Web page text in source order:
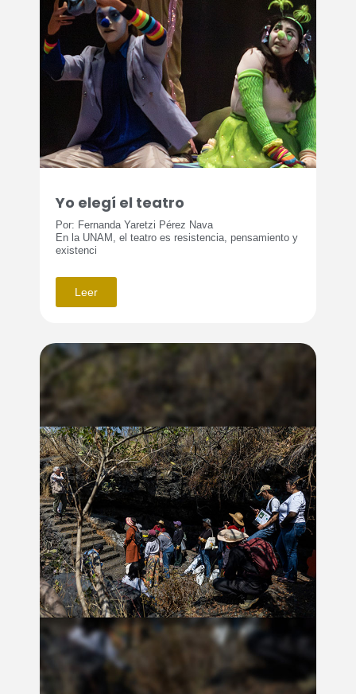
Yo elegí el teatro
Por: Fernanda Yaretzi Pérez Nava
En la UNAM, el teatro es resistencia, pensamiento y
existenci
Leer